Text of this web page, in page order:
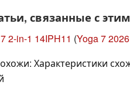
связанные с
2-in-1 14IPH11 (Yoga 7
Характеристики